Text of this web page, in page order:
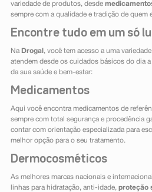
variedade de produtos, desde
sempre com a qualidade e tradição de quem
Encontre tudo em um só
Na Drogal , você tem acesso a uma
atendem desde os cuidados básicos do dia
da sua saúde e bem-estar:
Medicamentos
Aqui você encontra medicamentos de
sempre com total segurança e procedência
contar com orientação especializada para
melhor opção para o seu tratamento.
Dermocosméticos
As melhores marcas nacionais e
linhas para hidratação, anti-idade, proteção